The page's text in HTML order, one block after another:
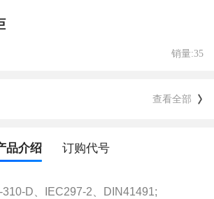
销量:35
查看全部
品介绍 订购代号
D、IEC297-2、DIN41491;